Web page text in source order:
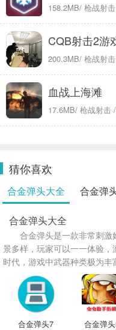
158.2MB/ 枪战射
CQB射击2游
200.3MB/ 枪战射
血战上海滩
17.6MB/ 枪战射击 /
猜你喜欢
合金弹头大全 合金弹
合金弹头大全
合金弹头是一款非常刺
景多样，玩家可以一一体验
时代，游戏中武器种类极为
玩，对此小编特意为大家整
弹头5手机版、合金弹头4等
吧！
合金弹头7 合金弹